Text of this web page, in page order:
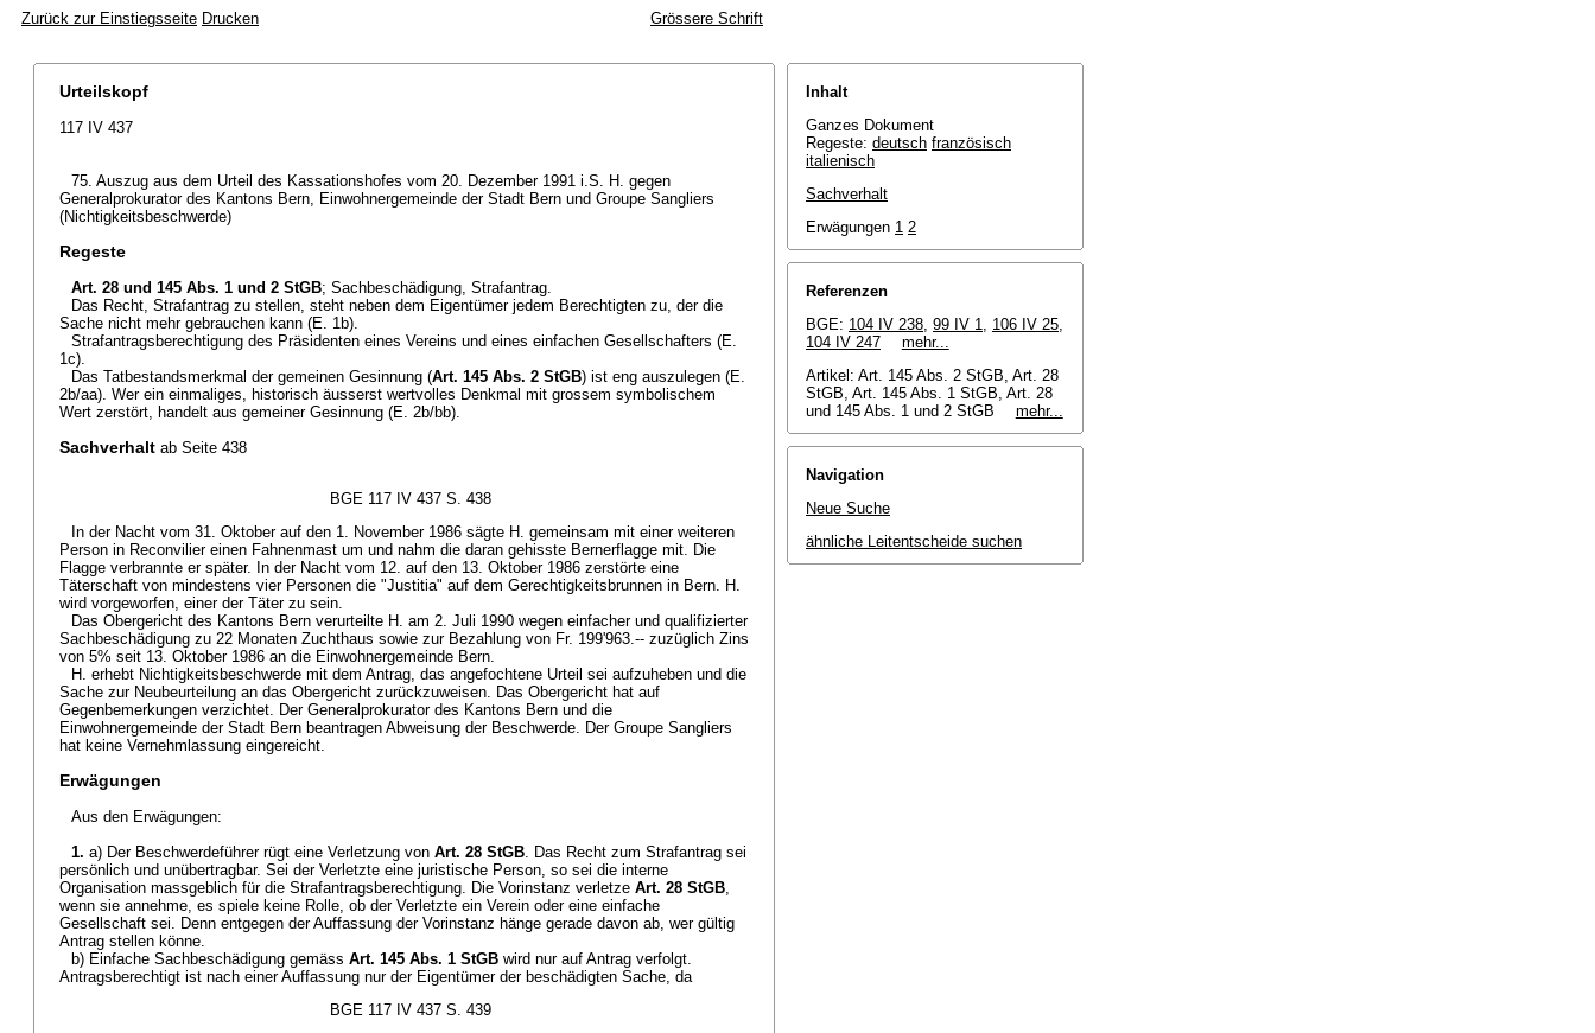
Zurück zur Einstiegsseite Drucken Grössere Schrift
Urteilskopf
117 IV 437
75. Auszug aus dem Urteil des Kassationshofes vom 20. Dezember 1991 i.S. H. gegen
Generalprokurator des Kantons Bern, Einwohnergemeinde der Stadt Bern und Groupe Sangliers
(Nichtigkeitsbeschwerde)
Regeste
Art. 28 und 145 Abs. 1 und 2 StGB; Sachbeschädigung, Strafantrag.
Das Recht, Strafantrag zu stellen, steht neben dem Eigentümer jedem Berechtigten zu, der die
Sache nicht mehr gebrauchen kann (E. 1b).
Strafantragsberechtigung des Präsidenten eines Vereins und eines einfachen Gesellschafters (E.
1c).
Das Tatbestandsmerkmal der gemeinen Gesinnung (Art. 145 Abs. 2 StGB) ist eng auszulegen (E.
2b/aa). Wer ein einmaliges, historisch äusserst wertvolles Denkmal mit grossem symbolischem
Wert zerstört, handelt aus gemeiner Gesinnung (E. 2b/bb).
Sachverhalt ab Seite 438
BGE 117 IV 437 S. 438
In der Nacht vom 31. Oktober auf den 1. November 1986 sägte H. gemeinsam mit einer weiteren
Person in Reconvilier einen Fahnenmast um und nahm die daran gehisste Bernerflagge mit. Die
Flagge verbrannte er später. In der Nacht vom 12. auf den 13. Oktober 1986 zerstörte eine
Täterschaft von mindestens vier Personen die "Justitia" auf dem Gerechtigkeitsbrunnen in Bern. H.
wird vorgeworfen, einer der Täter zu sein.
Das Obergericht des Kantons Bern verurteilte H. am 2. Juli 1990 wegen einfacher und qualifizierter
Sachbeschädigung zu 22 Monaten Zuchthaus sowie zur Bezahlung von Fr. 199'963.-- zuzüglich Zins
von 5% seit 13. Oktober 1986 an die Einwohnergemeinde Bern.
H. erhebt Nichtigkeitsbeschwerde mit dem Antrag, das angefochtene Urteil sei aufzuheben und die
Sache zur Neubeurteilung an das Obergericht zurückzuweisen. Das Obergericht hat auf
Gegenbemerkungen verzichtet. Der Generalprokurator des Kantons Bern und die
Einwohnergemeinde der Stadt Bern beantragen Abweisung der Beschwerde. Der Groupe Sangliers
hat keine Vernehmlassung eingereicht.
Erwägungen
Aus den Erwägungen:
1. a) Der Beschwerdeführer rügt eine Verletzung von Art. 28 StGB. Das Recht zum Strafantrag sei
persönlich und unübertragbar. Sei der Verletzte eine juristische Person, so sei die interne
Organisation massgeblich für die Strafantragsberechtigung. Die Vorinstanz verletze Art. 28 StGB,
wenn sie annehme, es spiele keine Rolle, ob der Verletzte ein Verein oder eine einfache
Gesellschaft sei. Denn entgegen der Auffassung der Vorinstanz hänge gerade davon ab, wer gültig
Antrag stellen könne.
b) Einfache Sachbeschädigung gemäss Art. 145 Abs. 1 StGB wird nur auf Antrag verfolgt.
Antragsberechtigt ist nach einer Auffassung nur der Eigentümer der beschädigten Sache, da
BGE 117 IV 437 S. 439
Inhalt
Ganzes Dokument
Regeste: deutsch französisch
italienisch
Sachverhalt
Erwägungen 1 2
Referenzen
BGE: 104 IV 238, 99 IV 1, 106 IV 25,
104 IV 247
mehr...
Artikel: Art. 145 Abs. 2 StGB, Art. 28
StGB, Art. 145 Abs. 1 StGB, Art. 28
und 145 Abs. 1 und 2 StGB
mehr...
Navigation
Neue Suche
ähnliche Leitentscheide suchen